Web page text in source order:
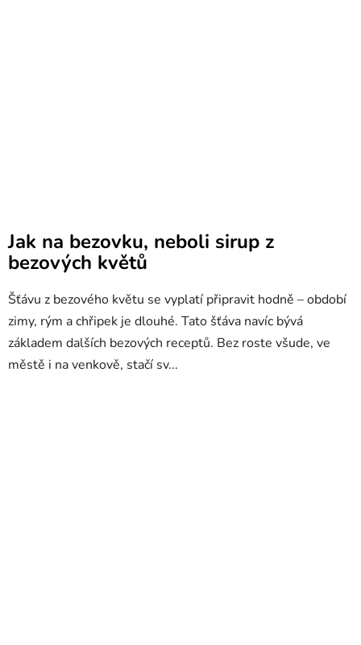
Jak na bezovku, neboli sirup z
bezových květů
Šťávu z bezového květu se vyplatí připravit hodně – období
zimy, rým a chřipek je dlouhé. Tato šťáva navíc bývá
základem dalších bezových receptů. Bez roste všude, ve
městě i na venkově, stačí sv...